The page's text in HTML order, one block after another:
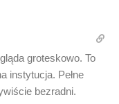
groteskowo. To
instytucja. Pełne
bezradni.